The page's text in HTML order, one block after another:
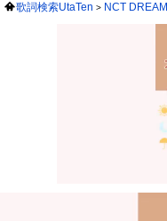
歌詞検索UtaTen NCT DREAM